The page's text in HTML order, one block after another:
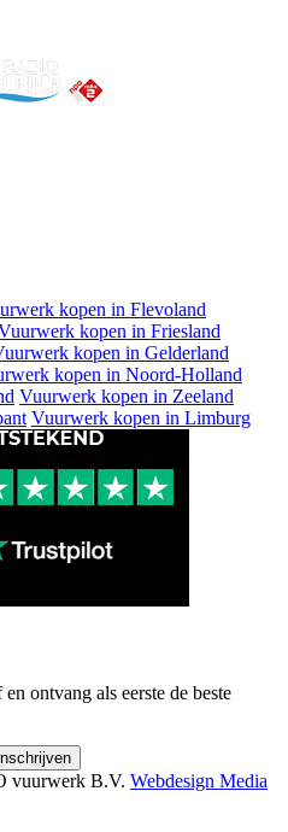
kopen in Flevoland
kopen in Friesland
kopen in Gelderland
kopen in Noord-Holland
Vuurwerk kopen in Zeeland
Vuurwerk kopen in Limburg
ontvang als eerste de beste
vuurwerk B.V. Webdesign Media